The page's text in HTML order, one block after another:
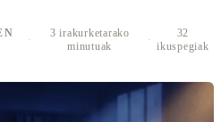
·
3 irakurketarako
minutuak
·
32
ikuspegiak